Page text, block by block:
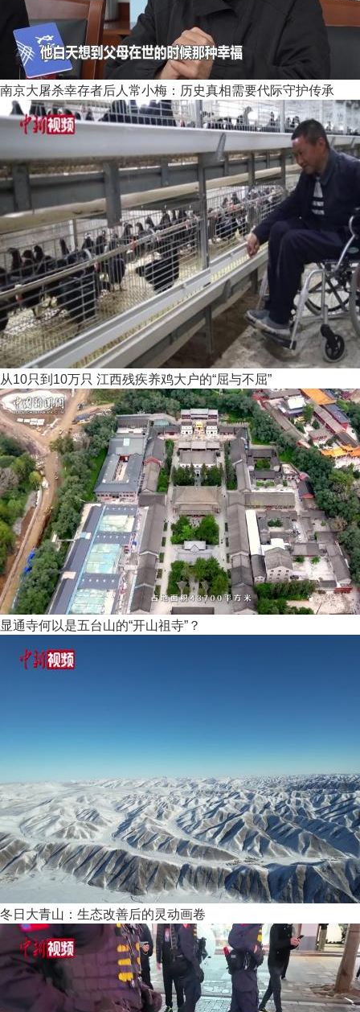
南京大屠杀幸存者后人常小梅：历史真相需要代际守护传承
从10只到10万只 江西残疾养鸡大户的“屈与不屈”
显通寺何以是五台山的“开山祖寺”？
冬日大青山：生态改善后的灵动画卷